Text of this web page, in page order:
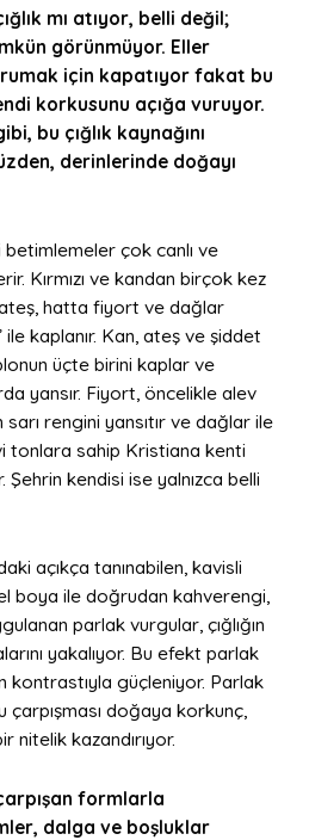
mı atıyor, belli değil;
görünmüyor. Eller
için kapatıyor fakat bu
korkusunu açığa vuruyor.
bu çığlık kaynağını
derinlerinde doğayı
betimlemeler çok canlı ve
Kırmızı ve kandan birçok kez
hatta fiyort ve dağlar
ile kaplanır. Kan, ateş ve şiddet
üçte birini kaplar ve
yansır. Fiyort, öncelikle alev
rengini yansıtır ve dağlar ile
tonlara sahip Kristiana kenti
kendisi ise yalnızca belli
açıkça tanınabilen, kavisli
boya ile doğrudan kahverengi,
parlak vurgular, çığlığın
yakalıyor. Bu efekt parlak
kontrastıyla güçleniyor. Parlak
çarpışması doğaya korkunç,
nitelik kazandırıyor.
çarpışan formlarla
dalga ve boşluklar